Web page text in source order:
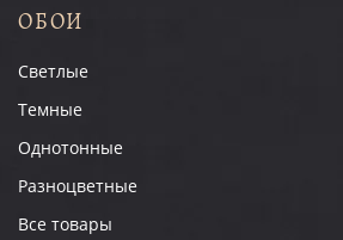
ОБОИ
Светлые
Темные
Однотонные
Разноцветные
Все товары